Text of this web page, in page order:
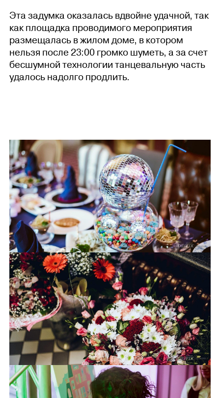
Эта задумка оказалась вдвойне удачной, так
как площадка проводимого мероприятия
размещалась в жилом доме, в котором
нельзя после 23:00 громко шуметь, а за счет
бесшумной технологии танцевальную часть
удалось надолго продлить.